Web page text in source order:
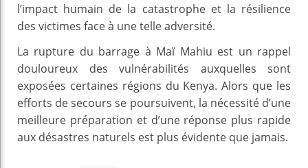
l’impact humain de la catastrophe et la résilience
des victimes face à une telle adversité.
La rupture du barrage à Maï Mahiu est un rappel
douloureux des vulnérabilités auxquelles sont
exposées certaines régions du Kenya. Alors que les
efforts de secours se poursuivent, la nécessité d’une
meilleure préparation et d’une réponse plus rapide
aux désastres naturels est plus évidente que jamais.